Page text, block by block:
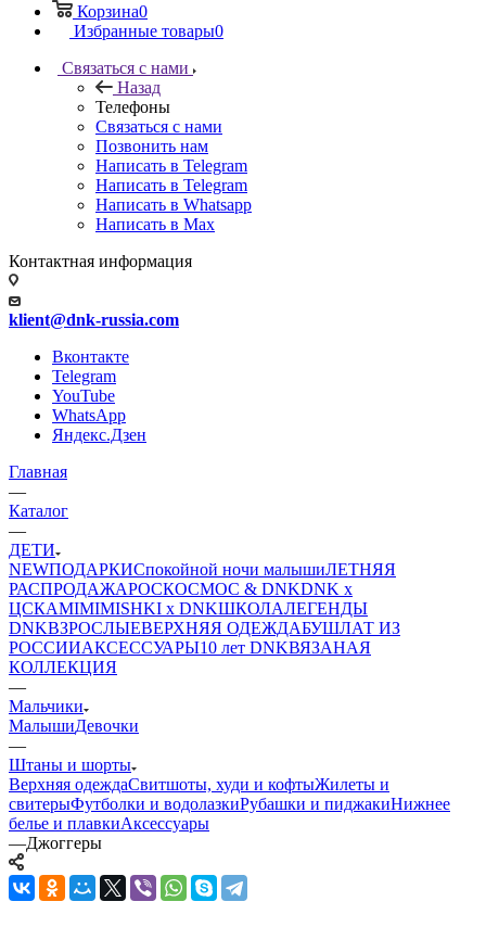
Корзина0
Избранные товары0
Связаться с нами
Назад
Телефоны
Связаться с нами
Позвонить нам
Написать в Telegram
Написать в Telegram
Написать в Whatsapp
Написать в Max
Контактная информация
klient@dnk-russia.com
Вконтакте
Telegram
YouTube
WhatsApp
Яндекс.Дзен
Главная
—
Каталог
—
ДЕТИ
NEWПОДАРКИСпокойной ночи малышиЛЕТНЯЯ
РАСПРОДАЖАРОСКОСМОС & DNKDNK x
ЦСКАMIMIMISHKI x DNKШКОЛАЛЕГЕНДЫ
DNKВЗРОСЛЫЕВЕРХНЯЯ ОДЕЖДАБУШЛАТ ИЗ
РОССИИАКСЕССУАРЫ10 лет DNKВЯЗАНАЯ
КОЛЛЕКЦИЯ
—
Мальчики
МалышиДевочки
—
Штаны и шорты
Верхняя одеждаСвитшоты, худи и кофтыЖилеты и
свитерыФутболки и водолазкиРубашки и пиджакиНижнее
белье и плавкиАксессуары
—Джоггеры